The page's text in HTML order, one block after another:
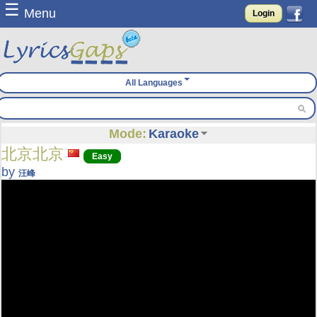
☰ Menu Login
All Languages
Mode: Karaoke
北京北京 Easy
by汪峰